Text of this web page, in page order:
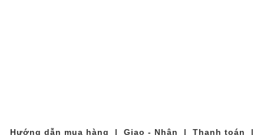
Hướng dẫn mua hàng | Giao - Nhận | Thanh toán |